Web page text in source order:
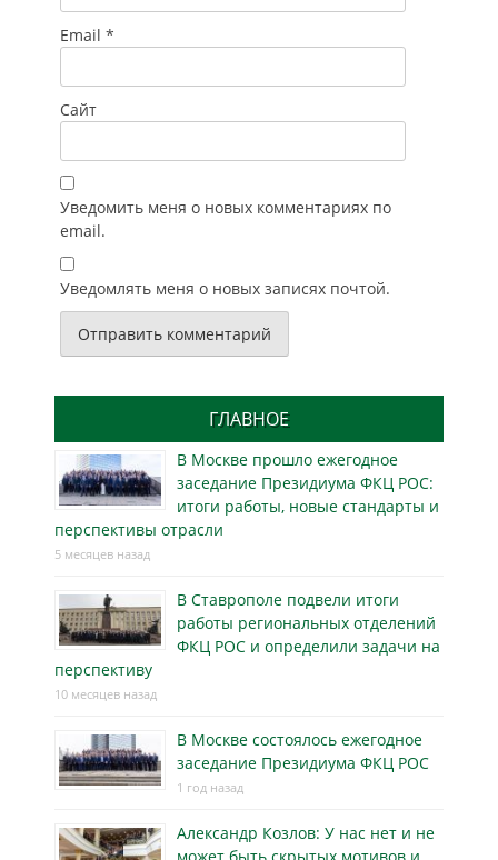
Email *
Сайт
Уведомить меня о новых комментариях по
email.
Уведомлять меня о новых записях почтой.
ГЛАВНОЕ
В Москве прошло ежегодное
заседание Президиума ФКЦ РОС:
итоги работы, новые стандарты и
перспективы отрасли
5 месяцев назад
В Ставрополе подвели итоги
работы региональных отделений
ФКЦ РОС и определили задачи на
перспективу
10 месяцев назад
В Москве состоялось ежегодное
заседание Президиума ФКЦ РОС
1 год назад
Александр Козлов: У нас нет и не